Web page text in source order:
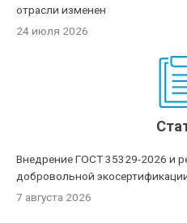
отрасли изменен
24 июля 2026
Внедрение ГОСТ 35329-2026 и
добровольной
7 августа 2026